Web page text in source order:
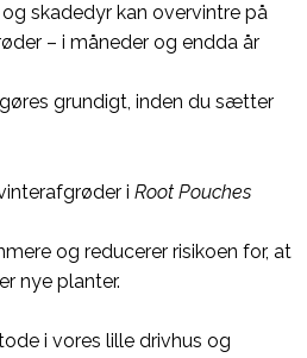
skadedyr kan overvintre på
– i måneder og endda år
grundigt, inden du sætter
i Root Pouches
og reducerer risikoen for, at
nye planter.
i vores lille drivhus og